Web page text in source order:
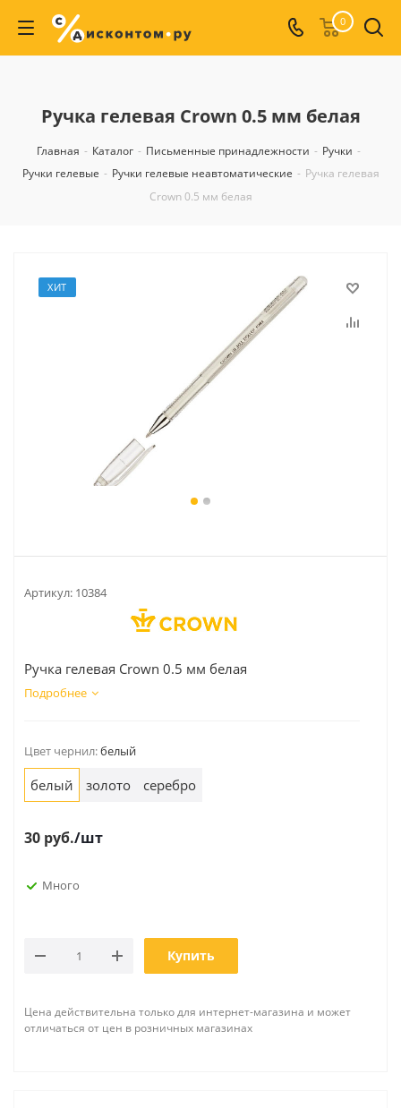
0
Ручка гелевая Crown 0.5 мм белая
Главная - Каталог - Письменные принадлежности - Ручки -
Ручки гелевые - Ручки гелевые неавтоматические - Ручка гелевая
Crown 0.5 мм белая
ХИТ
Артикул: 10384
Ручка гелевая Crown 0.5 мм белая
Подробнее
Цвет чернил:белый
белый золото серебро
30 руб./шт
Много
Купить
Цена действительна только для интернет-магазина и может
отличаться от цен в розничных магазинах